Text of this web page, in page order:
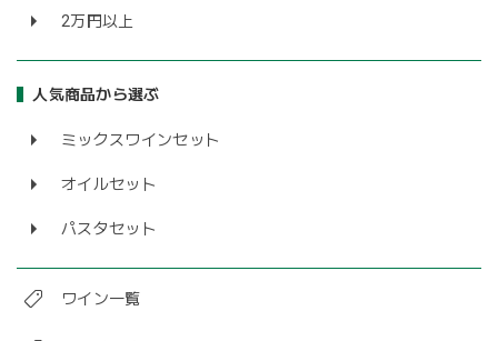
2万円以上
人気商品から選ぶ
ミックスワインセット
オイルセット
パスタセット
ワイン一覧